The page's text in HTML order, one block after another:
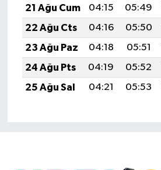
21 Ağu Cum
04:15 05:49
22 Ağu Cts
04:16 05:50
23 Ağu Paz
04:18 05:51
24 Ağu Pts
04:19 05:52
25 Ağu Sal
04:21 05:53